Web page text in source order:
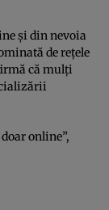
și din nevoia
de rețele
că mulți
online”,